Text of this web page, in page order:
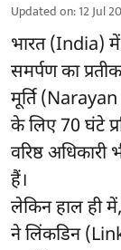
Updated on:12 Jul
भारत (India)
समर्पण का
मूर्ति
के लिए 70 घंटे
वरिष्ठ
हैं।
लेकिन हाल ही
ने लिंकडिन